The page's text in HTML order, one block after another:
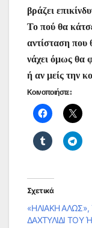
βράζει
Το πού θα
αντίσταση που
νάχει όμως θα
ή αν μείς την
Κοινοποιήστε:
Σχετικά
«ΗΛΙΑΚΗ ΑΛΩΣ»,
ΔΑΧΤΥΛΙΔΙ ΤΟΥ